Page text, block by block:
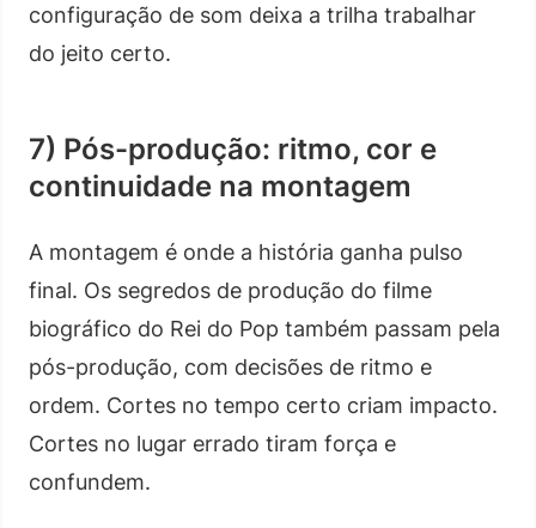
configuração de som deixa a trilha trabalhar
do jeito certo.
7) Pós-produção: ritmo, cor e
continuidade na montagem
A montagem é onde a história ganha pulso
final. Os segredos de produção do filme
biográfico do Rei do Pop também passam pela
pós-produção, com decisões de ritmo e
ordem. Cortes no tempo certo criam impacto.
Cortes no lugar errado tiram força e
confundem.